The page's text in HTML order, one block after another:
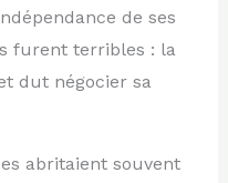
de ses
furent terribles : la
dut négocier sa
abritaient souvent